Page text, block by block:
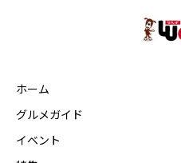
ホーム
グルメガイド
イベント